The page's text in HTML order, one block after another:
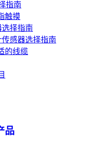
指南
触摸
选择指南
传感器选择指南
的线缆
品